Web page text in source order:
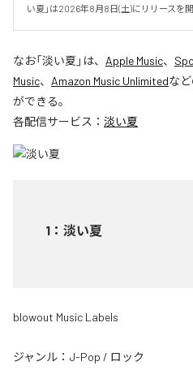
い夏」は2026年8月8日(土)にリリースを開
なお「淡い夏 」は、 Apple Music、
Music、 Amazon Music Unlimitedな
ができる。
各配信サービス： 淡い夏
1 ： 淡い夏
blowout Music Labels
ジャンル： J-Pop / ロック